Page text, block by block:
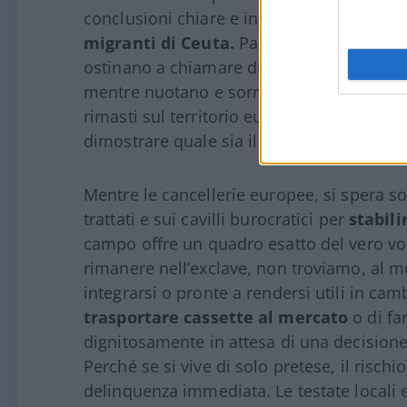
conclusioni chiare e inequivocabili su
migranti di Ceuta. Parliamo di questi
ostinano a chiamare disperati, che
mentre nuotano e sorridono forti di
rimasti sul territorio europeo, alcuni di
dimostrare quale sia il vero progetto di
Mentre le cancellerie europee, si spera
trattati e sui cavilli burocratici per
campo offre un quadro esatto del vero
rimanere nell’exclave, non troviamo, al
integrarsi o pronte a rendersi utili in
trasportare cassette al mercato o di
dignitosamente in attesa di una
Perché se si vive di solo pretese, il
delinquenza immediata. Le testate